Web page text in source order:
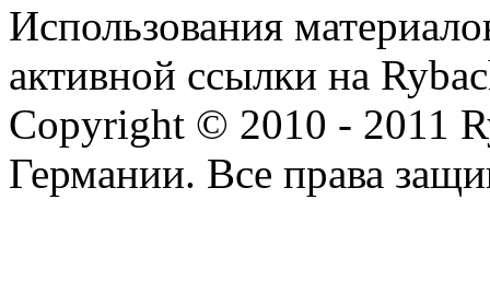
Использования
активной ссылки на
Copyright © 2010 - 2011
Германии. Все права